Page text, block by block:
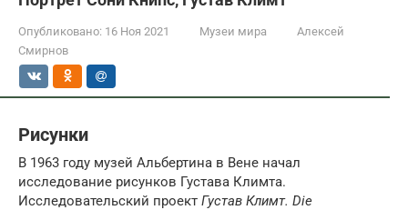
Опубликовано: 16 Ноя 2021 Музеи мира
Алексей
Смирнов
Рисунки
В 1963 году музей Альбертина в Вене начал
исследование рисунков Густава Климта.
Исследовательский проект Густав Климт. Die